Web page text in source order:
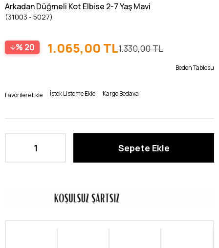
Arkadan Düğmeli Kot Elbise 2-7 Yaş Mavi
(31003 - 5027)
20 1.330,00 TL
1.065,00 TL
Beden Tablosu
Favorilere Ekle İstek Listeme Ekle Kargo Bedava